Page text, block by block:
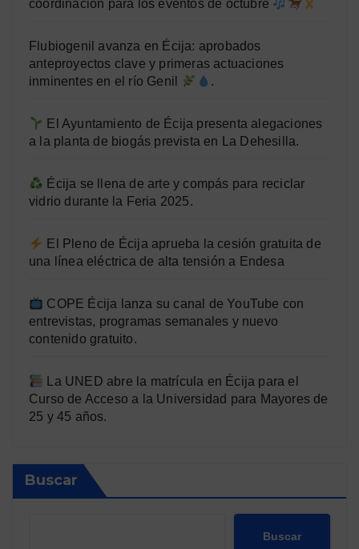
coordinación para los eventos de octubre
Flubiogenil avanza en Écija: aprobados
anteproyectos clave y primeras actuaciones
inminentes en el río Genil
.
El Ayuntamiento de Écija presenta alegaciones
a la planta de biogás prevista en La Dehesilla.
Écija se llena de arte y compás para reciclar
vidrio durante la Feria 2025.
El Pleno de Écija aprueba la cesión gratuita de
una línea eléctrica de alta tensión a Endesa
COPE Écija lanza su canal de YouTube con
entrevistas, programas semanales y nuevo
contenido gratuito.
La UNED abre la matrícula en Écija para el
Curso de Acceso a la Universidad para Mayores de
25 y 45 años.
Buscar
Buscar